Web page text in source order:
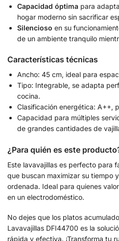
Capacidad óptima para
hogar moderno sin sacrificar
Silencioso en su
de un ambiente tranquilo
Características técnicas
Ancho: 45 cm, ideal para
Tipo: Integrable, se adapta
cocina.
Clasificación energética: A++,
Capacidad para múltiples
de grandes cantidades de
¿Para quién es este
Este lavavajillas es perfecto para
que buscan maximizar su tiempo
ordenada. Ideal para quienes
en un electrodoméstico.
No dejes que los platos
Lavavajillas DFI44700 es la
rápida y efectiva. ¡Transforma tu